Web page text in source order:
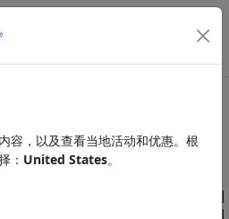
换
此处可查看英文原文。
模型？
测输出通道，且无被测输入。时间序列
一种被辨识为拟合给定信号或时间序列
容，以及查看当地活动和优惠。根
： United States。